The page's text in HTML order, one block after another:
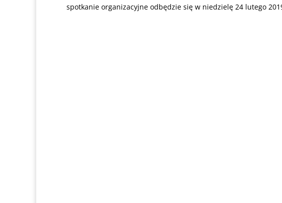
spotkanie organizacyjne odbędzie się w niedzielę 24 lutego